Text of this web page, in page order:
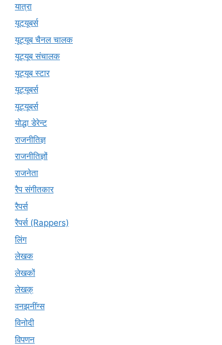
यात्रा
यूटयूबर्स
यूट्यूब चैनल चालक
यूट्यूब संचालक
यूट्यूब स्टार
यूट्यूबर्स
यूट्‍यूबर्स
योद्धा डेरेन्ट
राजनीतिज्ञ
राजनीतिज्ञों
राजनेता
रैप संगीतकार
रैपर्स
रैपर्स (Rappers)
लिंग
लेखक
लेखकों
लेखक्
वनझनींग्स
विनोदी
विपणन